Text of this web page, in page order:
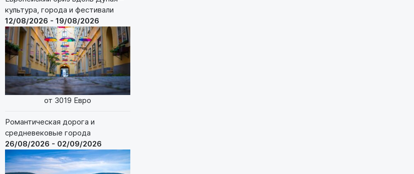
культура, города и фестивали
12/08/2026 - 19/08/2026
от 3019 Евро
Романтическая дорога и
средневековые города
26/08/2026 - 02/09/2026